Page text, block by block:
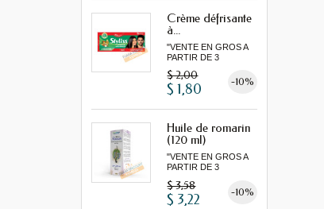
Crème défrisante
à...
"VENTE EN GROS A
PARTIR DE 3
$ 2,00 -10%
$ 1,80
Huile de romarin
(120 ml)
"VENTE EN GROS A
PARTIR DE 3
$ 3,58 -10%
$ 3,22